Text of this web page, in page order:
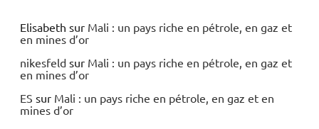
Elisabeth sur Mali : un pays riche en pétrole, en gaz et
en mines d’or
nikesfeld sur Mali : un pays riche en pétrole, en gaz et
en mines d’or
ES sur Mali : un pays riche en pétrole, en gaz et en
mines d’or